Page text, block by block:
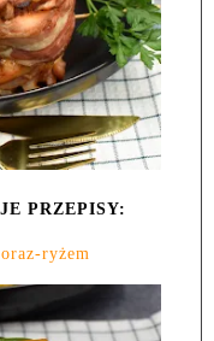
PRZEPISY:
ryżem